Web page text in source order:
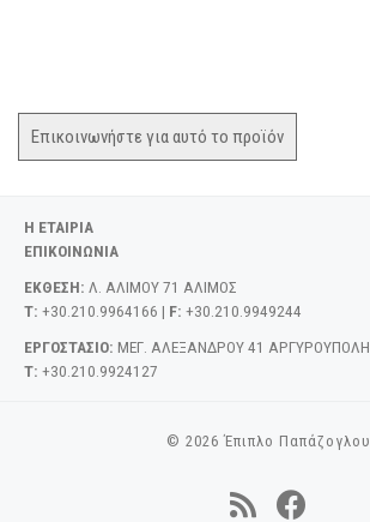
Επικοινωνήστε για αυτό το προϊόν
Η ΕΤΑΙΡΙΑ
ΕΠΙΚΟΙΝΩΝΙΑ
ΕΚΘΕΣΗ: Λ. ΑΛΙΜΟΥ 71 ΑΛΙΜΟΣ
T: +30.210.9964166 | F: +30.210.9949244
ΕΡΓΟΣΤΑΣΙΟ: ΜΕΓ. ΑΛΕΞΑΝΔΡΟΥ 41 ΑΡΓΥΡΟΥΠΟΛΗ
T: +30.210.9924127
© 2026Έπιπλο Παπάζογλου